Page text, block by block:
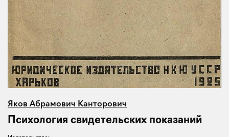
Яков Абрамович Канторович
Психология свидетельских показаний